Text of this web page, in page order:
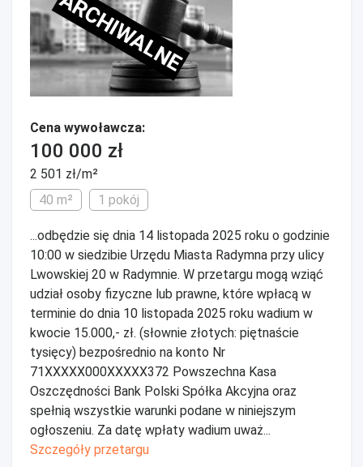
ARCHIWALNE
Cena wywoławcza:
100 000 zł
2 501 zł/m²
40 m²
1 pokój
...odbędzie się dnia 14 listopada 2025 roku o godzinie
10:00 w siedzibie Urzędu Miasta Radymna przy ulicy
Lwowskiej 20 w Radymnie. W przetargu mogą wziąć
udział osoby fizyczne lub prawne, które wpłacą w
terminie do dnia 10 listopada 2025 roku wadium w
kwocie 15.000,- zł. (słownie złotych: piętnaście
tysięcy) bezpośrednio na konto Nr
71XXXXX000XXXXX372 Powszechna Kasa
Oszczędności Bank Polski Spółka Akcyjna oraz
spełnią wszystkie warunki podane w niniejszym
ogłoszeniu. Za datę wpłaty wadium uważ...
Szczegóły przetargu